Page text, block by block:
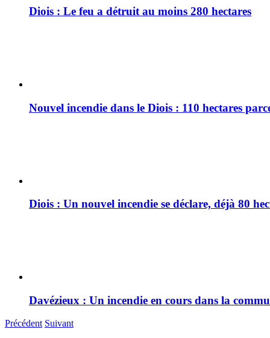
Diois : Le feu a détruit au moins 280 hectares
Nouvel incendie dans le Diois : 110 hectares
Diois : Un nouvel incendie se déclare, déjà 80
Davézieux : Un incendie en cours dans la
Précédent Suivant